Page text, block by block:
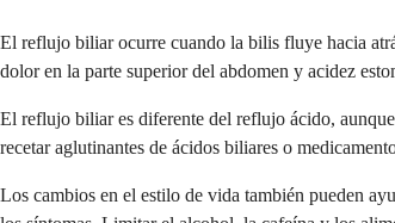
El reflujo biliar ocurre cuando la bilis fluye hacia
dolor en la parte superior del abdomen y acidez
El reflujo biliar es diferente del reflujo ácido,
recetar aglutinantes de ácidos biliares o
Los cambios en el estilo de vida también pueden